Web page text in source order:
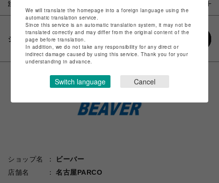
注意事項
シェアする
ショップ名
ビーバー
店舗名
名古屋PARCO
We will translate the homepage into a foreign language using the
automatic translation service.
Since this service is an automatic translation system, it may not be
translated correctly and may differ from the original content of the
page before translation.
In addition, we do not take any responsibility for any direct or
indirect damage caused by using this service. Thank you for your
understanding in advance.
Switch language Cancel